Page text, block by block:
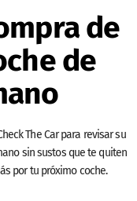
de
de
The Car para revisar su
sin sustos que te quiten
por tu próximo coche.